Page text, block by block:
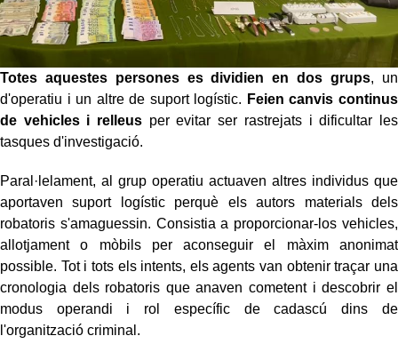
Totes aquestes persones es dividien en dos grups, un
d'operatiu i un altre de suport logístic. Feien canvis continus
de vehicles i relleus per evitar ser rastrejats i dificultar les
tasques d'investigació.
Paral·lelament, al grup operatiu actuaven altres individus que
aportaven suport logístic perquè els autors materials dels
robatoris s'amaguessin. Consistia a proporcionar-los vehicles,
allotjament o mòbils per aconseguir el màxim anonimat
possible. Tot i tots els intents, els agents van obtenir traçar una
cronologia dels robatoris que anaven cometent i descobrir el
modus operandi i rol específic de cadascú dins de
l'organització criminal.